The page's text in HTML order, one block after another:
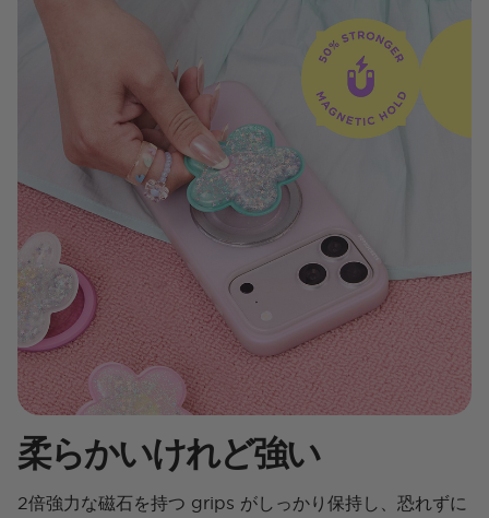
柔らかいけれど強い
2倍強力な磁石を持つ grips がしっかり保持し、恐れずに